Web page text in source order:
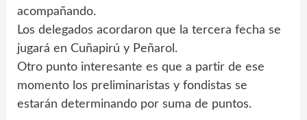
acompañando.
Los delegados acordaron que la tercera fecha se
jugará en Cuñapirú y Peñarol.
Otro punto interesante es que a partir de ese
momento los preliminaristas y fondistas se
estarán determinando por suma de puntos.